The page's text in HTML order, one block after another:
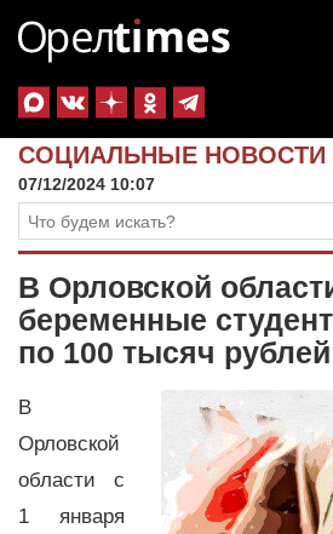
СОЦИАЛЬНЫЕ НОВОСТИ
07/12/2024 10:07
В Орловской
беременные
по 100 тысяч рублей
В
Орловской
области с
1 января